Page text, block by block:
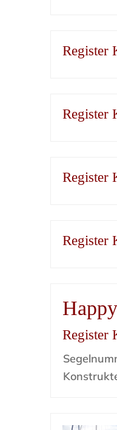
Register
Register
Register
Register
Happy
Register